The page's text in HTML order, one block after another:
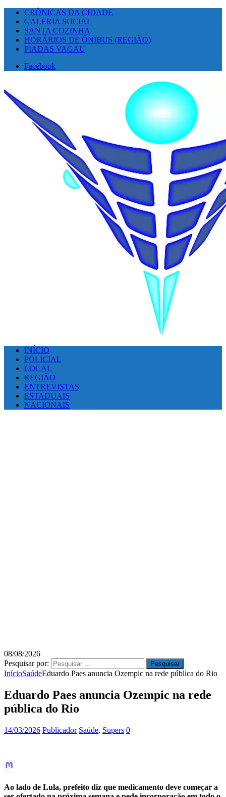
CRÔNICAS DA CIDADE
GALERIA SOCIAL
SANTA COZINHA
HORÁRIOS DE ÔNIBUS (REGIÃO)
PIADAS VAGAU
Facebook
INÍCIO
POLICIAL
LOCAL
REGIÃO
ENTREVISTAS
ESTADUAIS
NACIONAIS
08/08/2026
Pesquisar por:
InícioSaúdeEduardo Paes anuncia Ozempic na rede pública do Rio
Eduardo Paes anuncia Ozempic na rede
pública do Rio
14/03/2026 Publicador Saúde, Supers 0
Ao lado de Lula, prefeito diz que medicamento deve começar a